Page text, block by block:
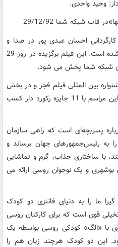
وحید واحدی.
قاب شبکه شما 29/12/92
احسان عبدی پور در صدا و
سیمای مرکز بوشهر تولید و ساخته شده است. این فیلم برگزیده در روز 29
بین المللی فیلم فجر و در بخش
تجلی اراده ملی، در بین برگزیدگان این مراسم با 11 جایزه رکورد دار کسب
پسربچه‌ای است که راهی سازمان
به رئیس‌جمهورهای جهان برساند و
با ساختاری جذاب، گرم و تماشایی
بوشهری و یک نوجوان روسی ارائه می
گیرا ما را به دنیای فانتزی دو کودک
قوی است که برای کارکنان روسی
با «الگ» کودکی روسی بواسطه یک
این دو کودک هرچند زبان هم را